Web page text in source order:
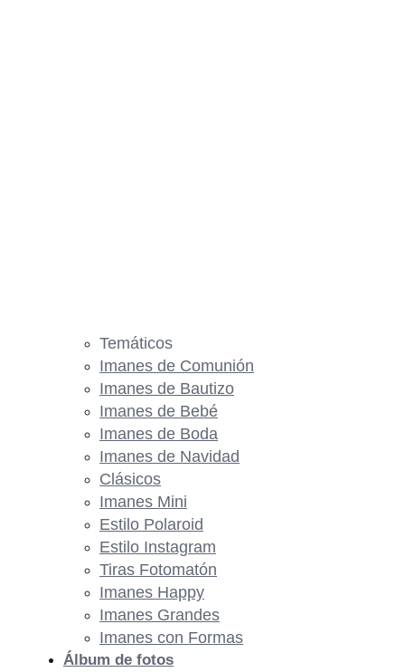
Temáticos
Imanes de Comunión
Imanes de Bautizo
Imanes de Bebé
Imanes de Boda
Imanes de Navidad
Clásicos
Imanes Mini
Estilo Polaroid
Estilo Instagram
Tiras Fotomatón
Imanes Happy
Imanes Grandes
Imanes con Formas
Álbum de fotos